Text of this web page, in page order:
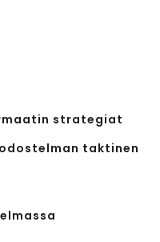
strategiat
taktinen